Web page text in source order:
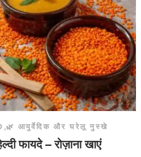
,🌿 आयुर्वेदिक और घरेलू नुस्खे
फायदे – रोज़ाना खाएं